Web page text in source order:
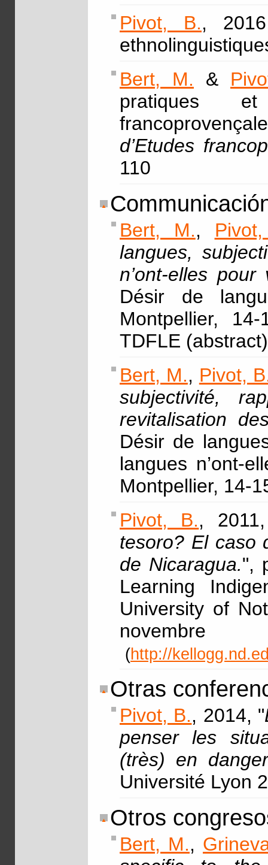
Pivot, B.,
Bert, M. &
pratiques
d’Etudes
110
Bert, M.,
langues,
n’ont-elles
Désir de
Montpellier,
TDFLE (abstract)
Bert, M., Pivot,
subjectivité,
revitalisation
Désir de
langues n’ont-
Montpellier, 14-
Pivot, B.,
tesoro? El caso
de Nicaragua.",
Learning
University of
(http://
Otras
Pivot, B., 2014, "
penser les
(très) en danger
Université Lyon
Otros
Bert, M.,